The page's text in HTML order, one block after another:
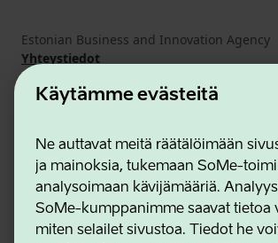
Käytämme evästeitä
Ne auttavat meitä räätälöimään
ja mainoksia, tukemaan SoMe-
analysoimaan kävijämääriä.
SoMe-kumppanimme saavat tietoa
miten selailet sivustoa. Tiedot he
Estonian Business and Innovation Agency
Yhteystiedot
Yhteistyökumppanit
Käyttöehdot